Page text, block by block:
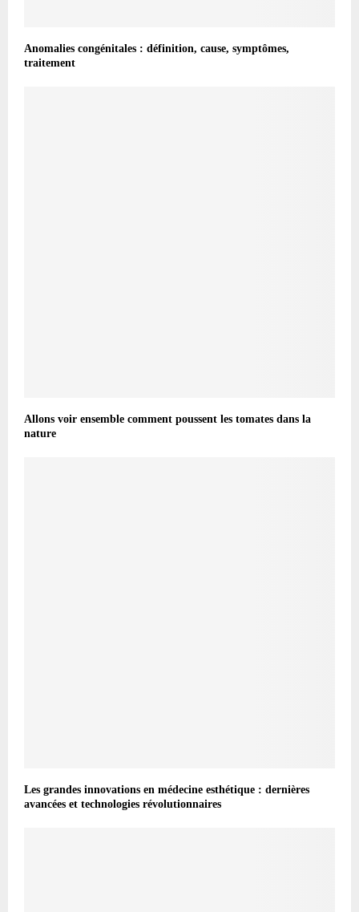
Anomalies congénitales : définition, cause, symptômes,
traitement
Allons voir ensemble comment poussent les tomates dans la
nature
Les grandes innovations en médecine esthétique : dernières
avancées et technologies révolutionnaires